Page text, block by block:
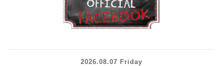
2026.08.07 Friday